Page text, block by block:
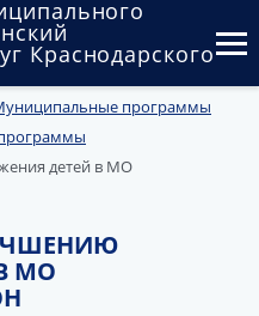
Краснодарского
контроль
программы
детей в МО
МО